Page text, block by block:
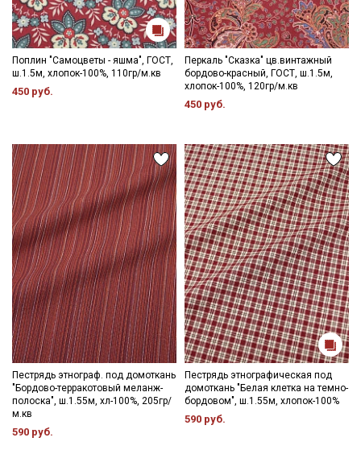
Поплин "Самоцветы - яшма", ГОСТ,
ш.1.5м, хлопок-100%, 110гр/м.кв
450 руб.
Перкаль "Сказка" цв.винтажный
бордово-красный, ГОСТ, ш.1.5м,
хлопок-100%, 120гр/м.кв
450 руб.
Пестрядь этнограф. под домоткань
"Бордово-терракотовый меланж-
полоска", ш.1.55м, хл-100%, 205гр/
м.кв
590 руб.
Пестрядь этнографическая под
домоткань "Белая клетка на темно-
бордовом", ш.1.55м, хлопок-100%
590 руб.
Секретная рассылка от Купава
Мы публикуем здесь дополнительные
промокоды и скидки до 30% на узкие
категории тканей
Электронная почта